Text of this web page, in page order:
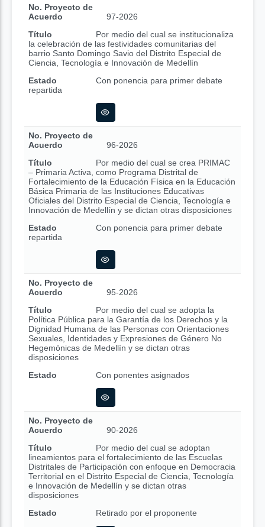
No. Proyecto de
Acuerdo
97-2026
Título
Por medio del cual se institucionaliza
la celebración de las festividades comunitarias del
barrio Santo Domingo Savio del Distrito Especial de
Ciencia, Tecnología e Innovación de Medellín
Estado
Con ponencia para primer debate
repartida
No. Proyecto de
Acuerdo
96-2026
Título
Por medio del cual se crea PRIMAC
– Primaria Activa, como Programa Distrital de
Fortalecimiento de la Educación Física en la Educación
Básica Primaria de las Instituciones Educativas
Oficiales del Distrito Especial de Ciencia, Tecnología e
Innovación de Medellín y se dictan otras disposiciones
Estado
Con ponencia para primer debate
repartida
No. Proyecto de
Acuerdo
95-2026
Título
Por medio del cual se adopta la
Política Pública para la Garantía de los Derechos y la
Dignidad Humana de las Personas con Orientaciones
Sexuales, Identidades y Expresiones de Género No
Hegemónicas de Medellín y se dictan otras
disposiciones
Estado
Con ponentes asignados
No. Proyecto de
Acuerdo
90-2026
Título
Por medio del cual se adoptan
lineamientos para el fortalecimiento de las Escuelas
Distritales de Participación con enfoque en Democracia
Territorial en el Distrito Especial de Ciencia, Tecnología
e Innovación de Medellín y se dictan otras
disposiciones
Estado
Retirado por el proponente